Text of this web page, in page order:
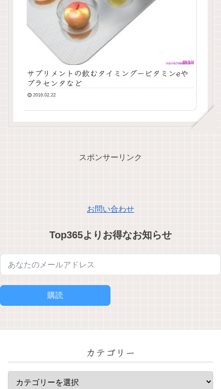
サプリメントの飲むタイミングービタミンeや
プラセンタなど
2016.02.22
スポンサーリンク
お問い合わせ
Top365よりお得なお知らせ
購読
カテゴリー